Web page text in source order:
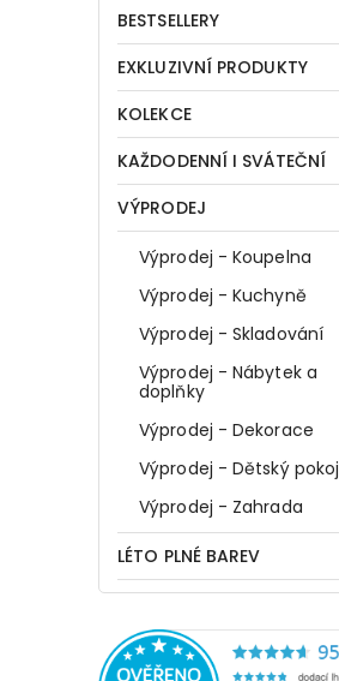
BESTSELLERY
EXKLUZIVNÍ PRODUKTY
KOLEKCE
KAŽDODENNÍ I SVÁTEČNÍ
VÝPRODEJ
Výprodej - Koupelna
Výprodej - Kuchyně
Výprodej - Skladování
Výprodej - Nábytek a
doplňky
Výprodej - Dekorace
Výprodej - Dětský pokoj
Výprodej - Zahrada
LÉTO PLNÉ BAREV